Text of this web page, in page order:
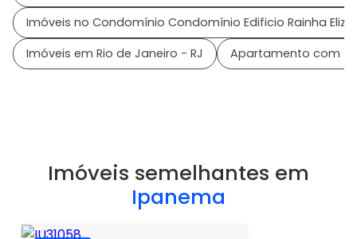
Imóveis no Condomínio Condomínio Edificio Rainha
Imóveis em Rio de Janeiro - RJ
Apartamento com 4
Imóveis semelhantes em
Ipanema